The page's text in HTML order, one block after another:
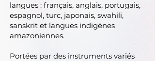
langues : français, anglais, portugais,
espagnol, turc, japonais, swahili,
sanskrit et langues indigènes
amazoniennes.
Portées par des instruments variés